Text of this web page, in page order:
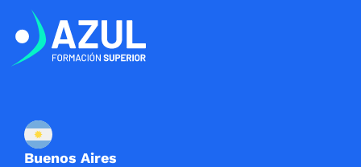
Buenos Aires